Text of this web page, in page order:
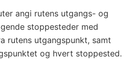
angi rutens utgangs- og
stoppesteder med
rutens utgangspunkt, samt
og hvert stoppested.